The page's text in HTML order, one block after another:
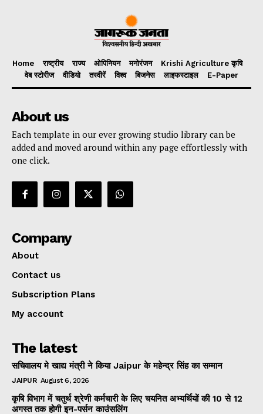
Home राष्ट्रीय राज्य ओपिनियन मनोरंजन
Krishi Agriculture कृषि
वेब स्टोरीज
वीडियो तस्वीरें विश्व बिजनेस लाइफस्टाइल E-Paper
About us
Each template in our ever growing studio library can be
added and moved around within any page effortlessly with
one click.
Company
About
Contact us
Subscription Plans
My account
The latest
सचिवालय मे खाद्य मंत्री ने किया Jaipur के महेन्द्र सिंह का सम्मान
JAIPUR August 6, 2026
कृषि विभाग में चतुर्थ श्रेणी कर्मचारी के लिए चयनित अभ्यर्थियों की 10 से 12
अगस्त तक होगी इन-पर्सन काउंसलिंग